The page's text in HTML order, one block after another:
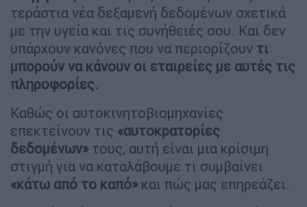
τεράστια νέα δεξαμενή δεδομένων σχετικά
με την υγεία και τις συνήθειές σου. Και δεν
υπάρχουν κανόνες που να περιορίζουν τι
μπορούν να κάνουν οι εταιρείες με αυτές τις
πληροφορίες.
Καθώς οι αυτοκινητοβιομηχανίες
επεκτείνουν τις «αυτοκρατορίες
δεδομένων» τους, αυτή είναι μια κρίσιμη
στιγμή για να καταλάβουμε τι συμβαίνει
«κάτω από το καπό» και πώς μας επηρεάζει.